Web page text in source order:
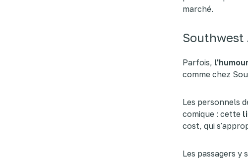
marché.
Southwest
Parfois,
comme chez
Les personnels
comique : cette
cost, qui
Les passagers y